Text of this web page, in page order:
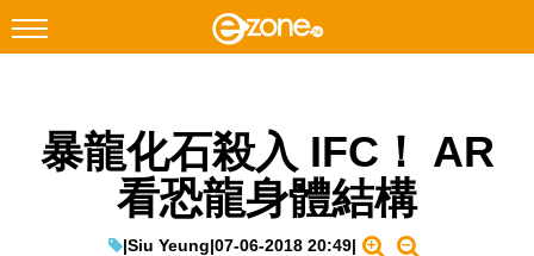
Facebook Instagram
暴龍化石殺入 IFC！ AR
看恐龍身體結構
|Siu Yeung|07-06-2018 20:49|